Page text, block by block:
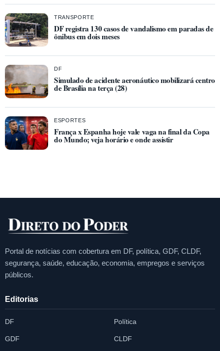
TRANSPORTE
DF registra 130 casos de vandalismo em paradas de
ônibus em dois meses
DF
Simulado de acidente aeronáutico mobilizará centro
de Brasília na terça (28)
ESPORTES
França x Espanha hoje vale vaga na final da Copa
do Mundo; veja horário e onde assistir
Portal de notícias com cobertura em DF, política, GDF, CLDF,
segurança, saúde, educação, economia, empregos e serviços
públicos.
Editorias
DF Política
GDF CLDF